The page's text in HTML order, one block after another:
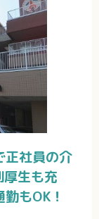
正社員の介
生も充
もOK！